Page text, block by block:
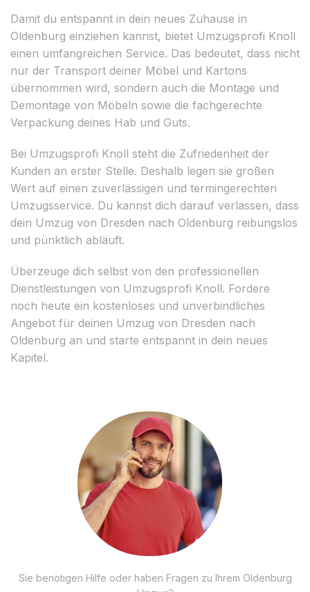
Damit du entspannt in dein neues Zuhause in
Oldenburg einziehen kannst, bietet Umzugsprofi Knoll
einen umfangreichen Service. Das bedeutet, dass nicht
nur der Transport deiner Möbel und Kartons
übernommen wird, sondern auch die Montage und
Demontage von Möbeln sowie die fachgerechte
Verpackung deines Hab und Guts.
Bei Umzugsprofi Knoll steht die Zufriedenheit der
Kunden an erster Stelle. Deshalb legen sie großen
Wert auf einen zuverlässigen und termingerechten
Umzugsservice. Du kannst dich darauf verlassen, dass
dein Umzug von Dresden nach Oldenburg reibungslos
und pünktlich abläuft.
Überzeuge dich selbst von den professionellen
Dienstleistungen von Umzugsprofi Knoll. Fordere
noch heute ein kostenloses und unverbindliches
Angebot für deinen Umzug von Dresden nach
Oldenburg an und starte entspannt in dein neues
Kapitel.
Sie benötigen Hilfe oder haben Fragen zu Ihrem Oldenburg